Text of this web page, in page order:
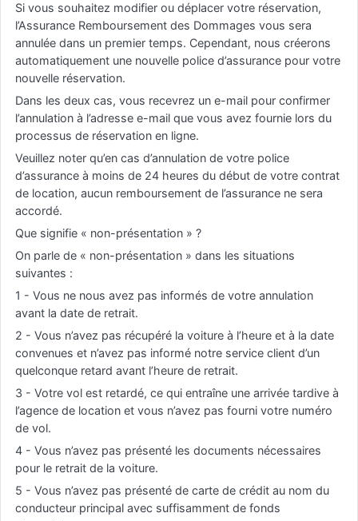
Si vous souhaitez modifier ou déplacer votre réservation,
l’Assurance Remboursement des Dommages vous sera
annulée dans un premier temps. Cependant, nous créerons
automatiquement une nouvelle police d’assurance pour votre
nouvelle réservation.
Dans les deux cas, vous recevrez un e-mail pour confirmer
l’annulation à l’adresse e-mail que vous avez fournie lors du
processus de réservation en ligne.
Veuillez noter qu’en cas d’annulation de votre police
d’assurance à moins de 24 heures du début de votre contrat
de location, aucun remboursement de l’assurance ne sera
accordé.
Que signifie « non-présentation » ?
On parle de « non-présentation » dans les situations
suivantes :
1 - Vous ne nous avez pas informés de votre annulation
avant la date de retrait.
2 - Vous n’avez pas récupéré la voiture à l’heure et à la date
convenues et n’avez pas informé notre service client d’un
quelconque retard avant l’heure de retrait.
3 - Votre vol est retardé, ce qui entraîne une arrivée tardive à
l’agence de location et vous n’avez pas fourni votre numéro
de vol.
4 - Vous n’avez pas présenté les documents nécessaires
pour le retrait de la voiture.
5 - Vous n’avez pas présenté de carte de crédit au nom du
conducteur principal avec suffisamment de fonds